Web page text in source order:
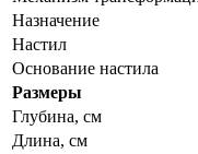
Назначение
Настил
Основание настила
Размеры
Глубина, см
Длина, см